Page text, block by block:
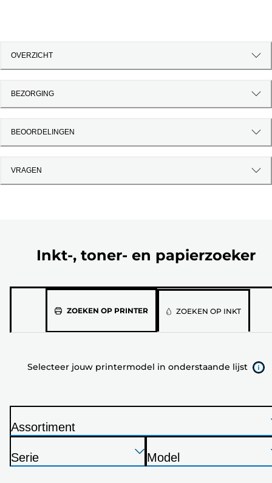
OVERZICHT
BEZORGING
BEOORDELINGEN
VRAGEN
Inkt-, toner- en papierzoeker
ZOEKEN OP PRINTERSelecteer
onderstaande
ZOEKEN OP INKT
Selecteer jouw printermodel in onderstaande lijst
Druk
op
P
Assortiment
Druk
op
P
Serie
Druk
op
P
Model